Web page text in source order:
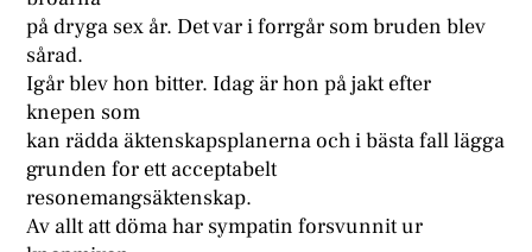
på dryga sex år. Det var i forrgår som bruden blev
sårad.
Igår blev hon bitter. Idag är hon på jakt efter
knepen som
kan rädda äktenskapsplanerna och i bästa fall lägga
grunden for ett acceptabelt
resonemangsäktenskap.
Av allt att döma har sympatin forsvunnit ur